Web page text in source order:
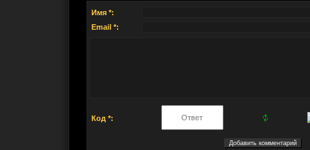
Имя *:
Email *:
Код *: